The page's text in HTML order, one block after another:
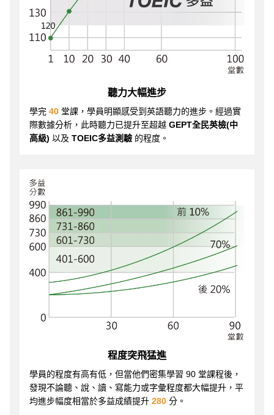
聽力大幅進步
學完 40 堂課，學員明顯感受到英語聽力的進步。經過實
際數據分析，此時聽力已提升至超越 GEPT全民英檢(中
高級) 以及 TOEIC多益測驗 的程度。
程度突飛猛進
學員的程度有高有低，但當他們密集學習 90 堂課程後，
發現不論聽、說、讀、寫能力或字彙程度都大幅提升，平
均進步幅度相當於多益成績提升 280 分。